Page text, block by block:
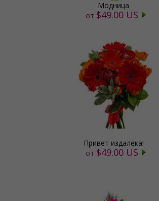
Модница
от $49.00 US
Привет издалека!
от $49.00 US